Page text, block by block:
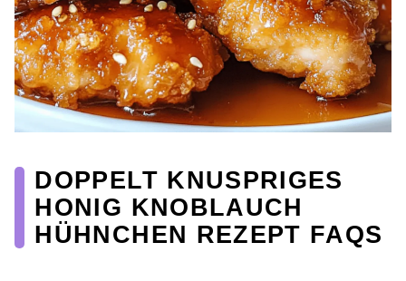
DOPPELT KNUSPRIGES
HONIG KNOBLAUCH
HÜHNCHEN REZEPT FAQS